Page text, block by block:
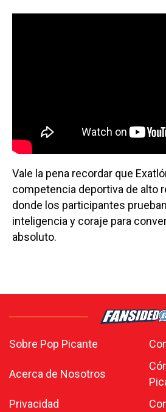
Vale la pena recordar que
competencia deportiva de alto
donde los participantes
inteligencia y coraje para
absoluto.
Sobre Pop Picante
Acerca de Nosotros
Privacidad